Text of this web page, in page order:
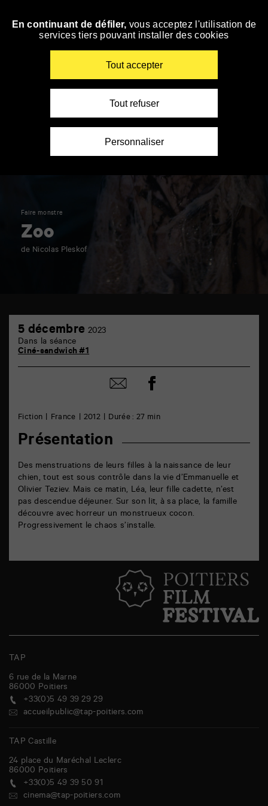
Accéder
Faire monstre
Zoo
de Nicolas Pleskof
Marne
Fiction France 2012 Durée : 27 min
Présentation
Des menstruations de leurs filles à la naissance de leur
chien, tout est sous contrôle dans la vie d’Emmanuelle et
Olivier Teziev. Mais ce matin, Léa, leur fille cadette, n’est
pas descendue déjeuner. Sur son lit, à sa place, la famille
découvre avec horreur un monstrueux cocon.
Progressivement le chaos s’installe.
5 décembre 20235
Dans la séance
Ciné-sandwich #1
Partager
par
Partager
sur
TAP
6 rue de la Marne
86000 Poitiers
+33(0)5 49 39 29 29
accueilpublic@tap-poitiers.com
TAP Castille
24 place du Maréchal Leclerc
86000 Poitiers
+33(0)5 49 39 50 91
cinema@tap-poitiers.com
En continuant de défiler, vous acceptez l'utilisation de
services tiers pouvant installer des cookies
Tout accepter
Tout refuser
Personnaliser